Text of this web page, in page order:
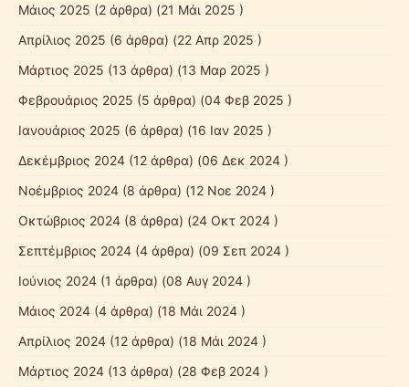
Mάιος 2025 (2 άρθρα) (21 Μάι 2025 )
Απρίλιος 2025 (6 άρθρα) (22 Απρ 2025 )
Μάρτιος 2025 (13 άρθρα) (13 Μαρ 2025 )
Φεβρουάριος 2025 (5 άρθρα) (04 Φεβ 2025 )
Ιανουάριος 2025 (6 άρθρα) (16 Ιαν 2025 )
Δεκέμβριος 2024 (12 άρθρα) (06 Δεκ 2024 )
Νοέμβριος 2024 (8 άρθρα) (12 Νοε 2024 )
Οκτώβριος 2024 (8 άρθρα) (24 Οκτ 2024 )
Σεπτέμβριος 2024 (4 άρθρα) (09 Σεπ 2024 )
Ιούνιος 2024 (1 άρθρα) (08 Αυγ 2024 )
Μάιος 2024 (4 άρθρα) (18 Μάι 2024 )
Απρίλιος 2024 (12 άρθρα) (18 Μάι 2024 )
Μάρτιος 2024 (13 άρθρα) (28 Φεβ 2024 )